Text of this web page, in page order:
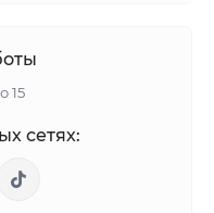
15
сетях: